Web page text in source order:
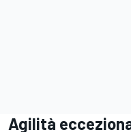
Agilità